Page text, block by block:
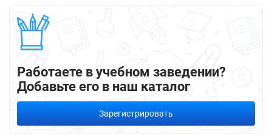
Работаете в учебном заведении?
Добавьте его в наш каталог
Зарегистрировать